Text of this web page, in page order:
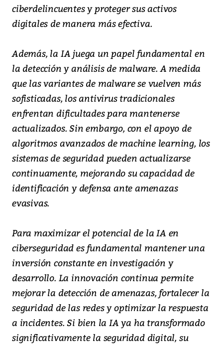
ciberdelincuentes y proteger sus activos
digitales de manera más efectiva.
Además, la IA juega un papel fundamental en
la detección y análisis de malware. A medida
que las variantes de malware se vuelven más
sofisticadas, los antivirus tradicionales
enfrentan dificultades para mantenerse
actualizados. Sin embargo, con el apoyo de
algoritmos avanzados de machine learning, los
sistemas de seguridad pueden actualizarse
continuamente, mejorando su capacidad de
identificación y defensa ante amenazas
evasivas.
Para maximizar el potencial de la IA en
ciberseguridad es fundamental mantener una
inversión constante en investigación y
desarrollo. La innovación continua permite
mejorar la detección de amenazas, fortalecer la
seguridad de las redes y optimizar la respuesta
a incidentes. Si bien la IA ya ha transformado
significativamente la seguridad digital, su